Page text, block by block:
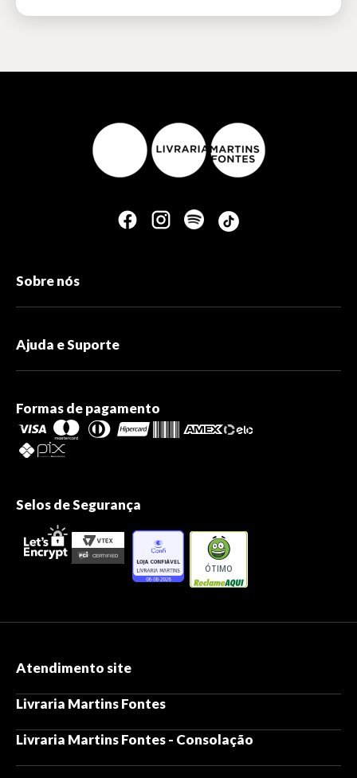
Sobre nós
Ajuda e Suporte
Formas de pagamento
Selos de Segurança
ÓTIMO
Atendimento site
Livraria Martins Fontes
Livraria Martins Fontes - Consolação